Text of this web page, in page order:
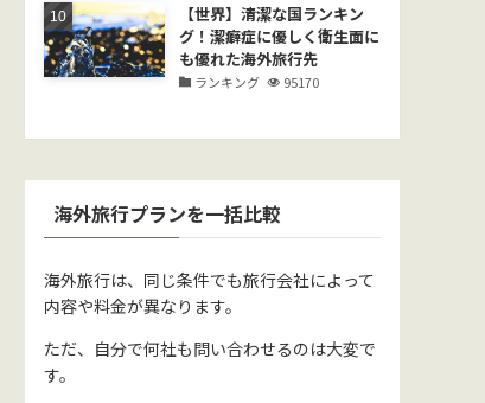
【世界】清潔な国ランキン
グ！潔癖症に優しく衛生面に
も優れた海外旅行先
ランキング 95170
海外旅行プランを一括比較
海外旅行は、同じ条件でも旅行会社によって
内容や料金が異なります。
ただ、自分で何社も問い合わせるのは大変で
す。